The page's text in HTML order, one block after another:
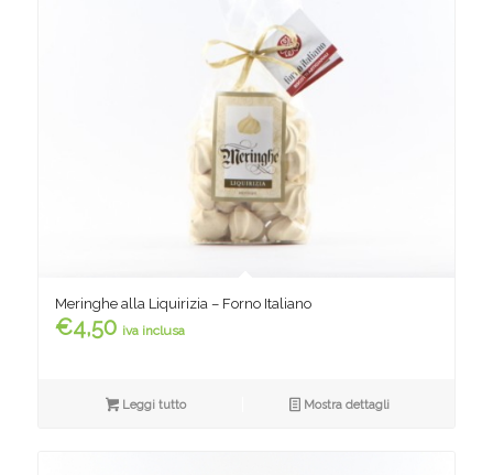
Meringhe alla Liquirizia – Forno Italiano
€4,50 iva inclusa
Leggi tutto Mostra dettagli